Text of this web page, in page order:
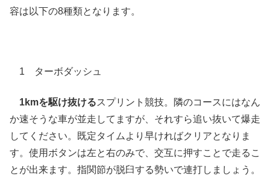
容は以下の8種類となります。
1 ターボダッシュ
1kmを駆け抜けるスプリント競技。隣のコースにはなん
か速そうな車が並走してますが、それすら追い抜いて爆走
してください。既定タイムより早ければクリアとなりま
す。使用ボタンは左と右のみで、交互に押すことで走るこ
とが出来ます。指関節が脱臼する勢いで連打しましょう。